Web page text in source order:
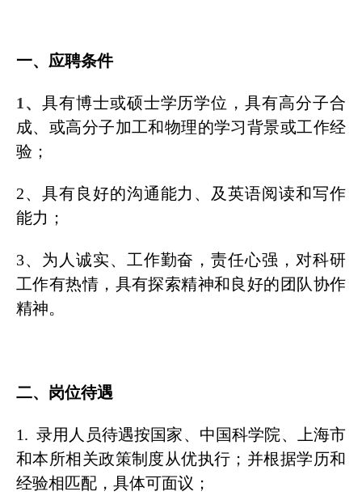
一、应聘条件
1、 具有博士或硕士学历学位，具有高分子合
成、或高分子加工和物理的学习背景或工作经
验；
2、 具有良好的沟通能力、及英语阅读和写作
能力；
3、 为人诚实、工作勤奋，责任心强，对科研
工作有热情，具有探索精神和良好的团队协作
精神。
二、岗位待遇
1. 录用人员待遇按国家、中国科学院、上海市
和本所相关政策制度从优执行；并根据学历和
经验相匹配，具体可面议；